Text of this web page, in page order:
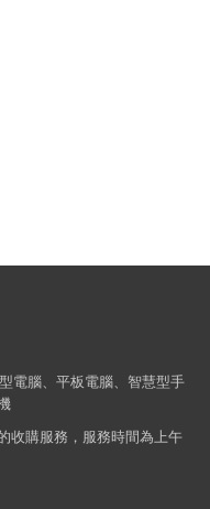
電腦、平板電腦、智慧型手
收購服務，服務時間為上午